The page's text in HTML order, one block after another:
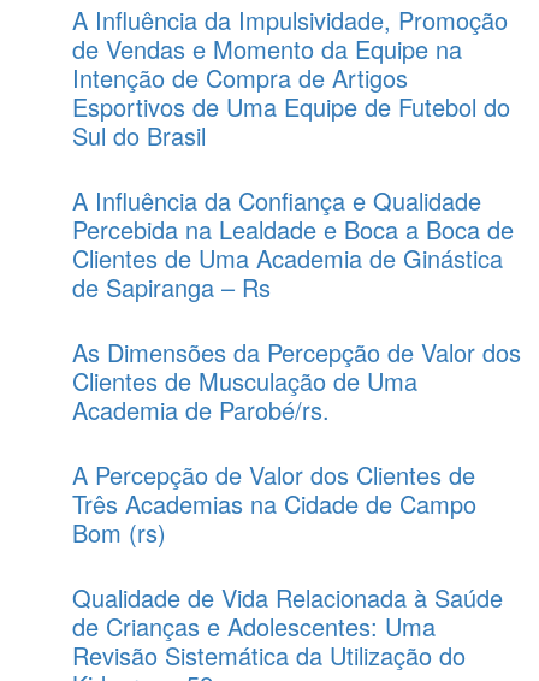
A Influência da Impulsividade, Promoção
de Vendas e Momento da Equipe na
Intenção de Compra de Artigos
Esportivos de Uma Equipe de Futebol do
Sul do Brasil
A Influência da Confiança e Qualidade
Percebida na Lealdade e Boca a Boca de
Clientes de Uma Academia de Ginástica
de Sapiranga – Rs
As Dimensões da Percepção de Valor dos
Clientes de Musculação de Uma
Academia de Parobé/rs.
A Percepção de Valor dos Clientes de
Três Academias na Cidade de Campo
Bom (rs)
Qualidade de Vida Relacionada à Saúde
de Crianças e Adolescentes: Uma
Revisão Sistemática da Utilização do